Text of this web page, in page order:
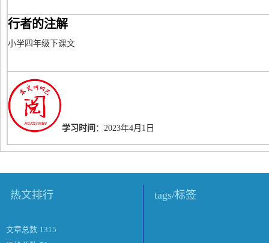
行者的注解
小学四年级下课文
学习时间 ：2023年4月1日
热文排行
文章总数:1315
tags/标签